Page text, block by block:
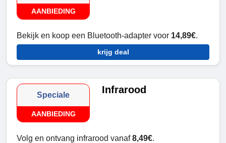
AANBIEDING
Bekijk en koop een Bluetooth-adapter voor 14,89€.
krijg deal
Speciale
AANBIEDING
Infrarood
Volg en ontvang infrarood vanaf8,49€.